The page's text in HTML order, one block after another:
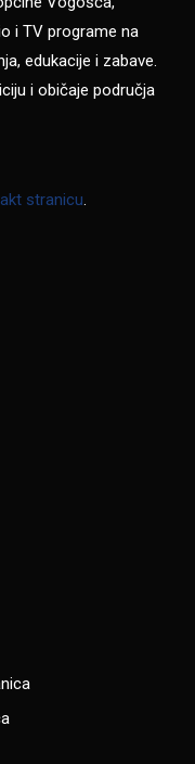
i TV programe na
edukacije i zabave.
i običaje područja
stranicu.